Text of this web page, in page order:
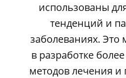
использованы
тенденций и
заболеваниях.
в разработке
методов лечения и